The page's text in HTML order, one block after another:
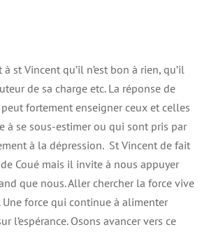
st Vincent qu’il n’est bon à rien, qu’il
de sa charge etc. La réponse de
fortement enseigner ceux et celles
à se sous-estimer ou qui sont pris par
à la dépression. St Vincent de fait
Coué mais il invite à nous appuyer
que nous. Aller chercher la force vive
force qui continue à alimenter
l’espérance. Osons avancer vers ce